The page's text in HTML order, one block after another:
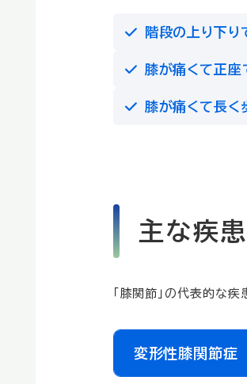
階段の上り下り
膝が痛くて正座
膝が痛くて長く
主な疾患
「膝関節」の代表的な疾
変形性膝関節症